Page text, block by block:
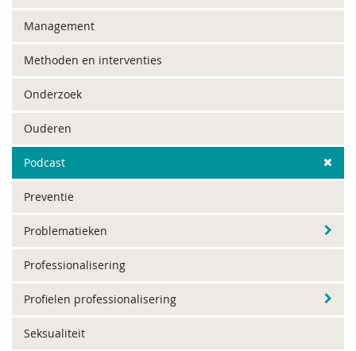
Management
Methoden en interventies
Onderzoek
Ouderen
Podcast
Preventie
Problematieken
Professionalisering
Profielen professionalisering
Seksualiteit